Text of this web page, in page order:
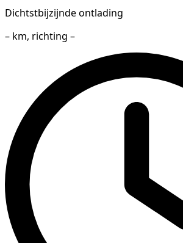
Dichtstbijzijnde ontlading
– km, richting –